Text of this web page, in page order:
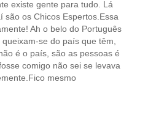
existe gente para tudo. Lá
são os Chicos Espertos.Essa
Ah o belo do Português
se do país que têm,
é o país, são as pessoas é
comigo não sei se levava
mesmo